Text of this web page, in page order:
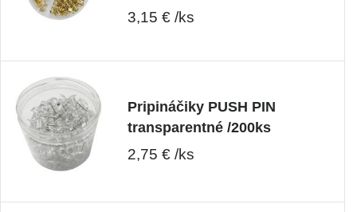
3,15 € /ks
Pripináčiky PUSH PIN
transparentné /200ks
2,75 € /ks